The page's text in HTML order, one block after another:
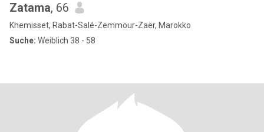
Zatama, 66
Khemisset, Rabat-Salé-Zemmour-Zaër, Marokko
Suche: Weiblich 38 - 58